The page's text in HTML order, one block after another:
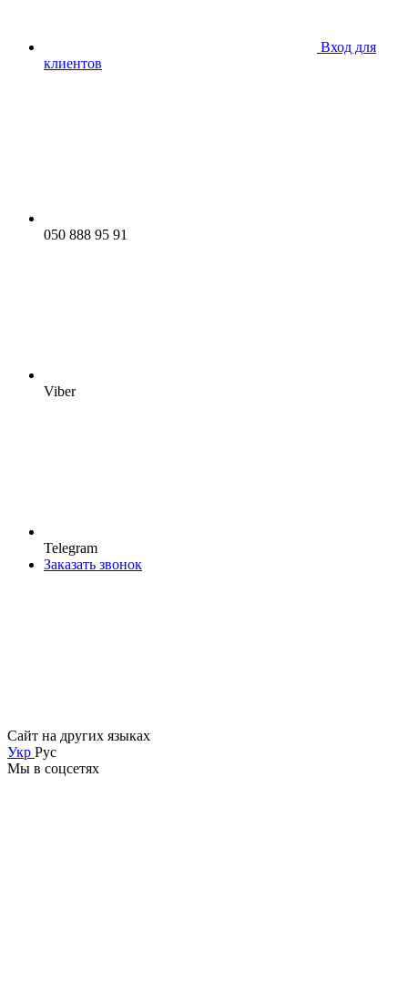
Вход для
клиентов
050 888 95 91
Viber
Telegram
Заказать звонок
Сайт на других языках
Укр Рус
Мы в соцсетях